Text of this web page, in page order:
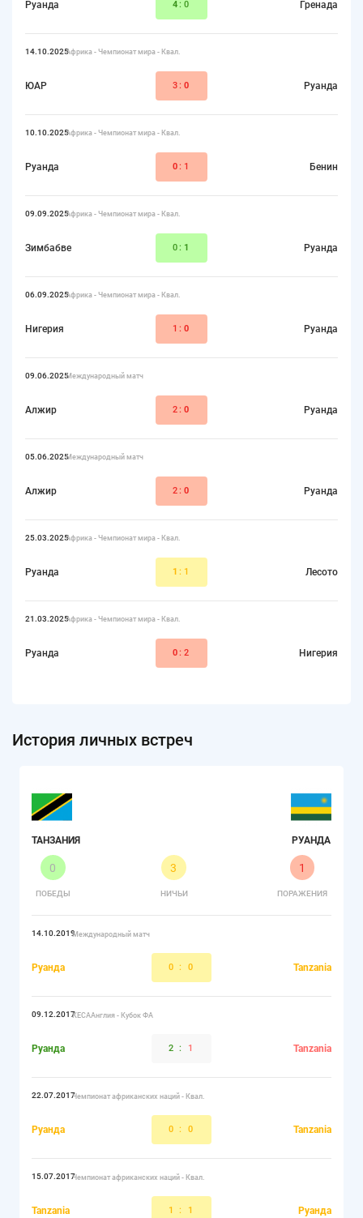
Руанда 4:0 Гренада
14.10.2025Африка - Чемпионат мира - Квал.
ЮАР 3: 0 Руанда
10.10.2025Африка - Чемпионат мира - Квал.
Руанда 0:1 Бенин
09.09.2025Африка - Чемпионат мира - Квал.
Зимбабве 0: 1 Руанда
06.09.2025Африка - Чемпионат мира - Квал.
Нигерия 1: 0 Руанда
09.06.2025Международный матч
Алжир 2: 0 Руанда
05.06.2025Международный матч
Алжир 2: 0 Руанда
25.03.2025Африка - Чемпионат мира - Квал.
Руанда 1:1 Лесото
21.03.2025Африка - Чемпионат мира - Квал.
Руанда 0:2 Нигерия
История личных встреч
ТАНЗАНИЯ
0
ПОБЕДЫ
3
НИЧЬИ
1
ПОРАЖЕНИЯ
РУАНДА
14.10.2019Международный матч
Руанда 0 : 0 Tanzania
09.12.2017КЕСААнглия - Кубок ФА
Руанда 2 : 1 Tanzania
22.07.2017Чемпионат африканских наций - Квал.
Руанда 0 : 0 Tanzania
15.07.2017Чемпионат африканских наций - Квал.
Tanzania 1 : 1 Руанда